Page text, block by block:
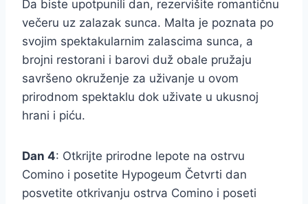
Da biste upotpunili dan, rezervišite romantičnu
večeru uz zalazak sunca. Malta je poznata po
svojim spektakularnim zalascima sunca, a
brojni restorani i barovi duž obale pružaju
savršeno okruženje za uživanje u ovom
prirodnom spektaklu dok uživate u ukusnoj
hrani i piću.
Dan 4: Otkrijte prirodne lepote na ostrvu
Comino i posetite Hypogeum Četvrti dan
posvetite otkrivanju ostrva Comino i poseti